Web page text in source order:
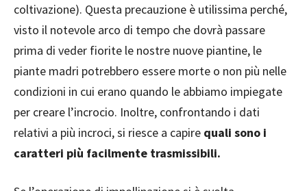
coltivazione). Questa precauzione è utilissima perché,
visto il notevole arco di tempo che dovrà passare
prima di veder fiorite le nostre nuove piantine, le
piante madri potrebbero essere morte o non più nelle
condizioni in cui erano quando le abbiamo impiegate
per creare l’incrocio. Inoltre, confrontando i dati
relativi a più incroci, si riesce a capire quali sono i
caratteri più facilmente trasmissibili.